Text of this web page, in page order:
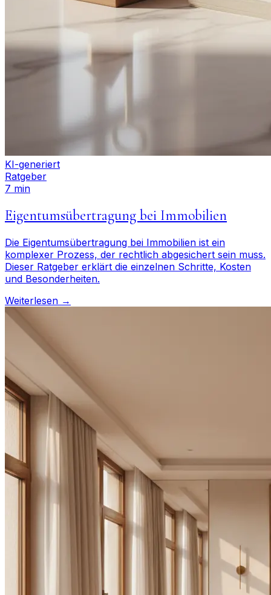
KI-generiert
Ratgeber
7 min
Eigentumsübertragung bei Immobilien
Die Eigentumsübertragung bei Immobilien ist ein
komplexer Prozess, der rechtlich abgesichert sein muss.
Dieser Ratgeber erklärt die einzelnen Schritte, Kosten
und Besonderheiten.
Weiterlesen →